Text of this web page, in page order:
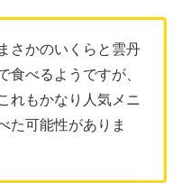
さかのいくらと雲丹
食べるようですが、
れもかなり人気メニ
た可能性がありま